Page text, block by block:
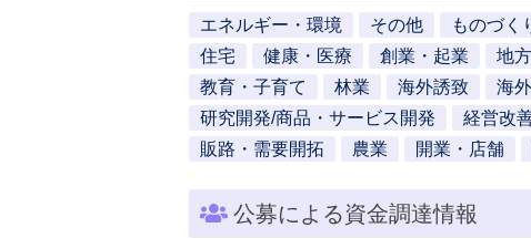
エネルギー・環境 その他 ものづく
住宅
健康・医療 創業・起業 地
教育・子育て
林業 海外誘致 海
研究開発/商品・サービス開発
経営改
販路・需要開拓
農業 開業・店舗
公募による資金調達情報